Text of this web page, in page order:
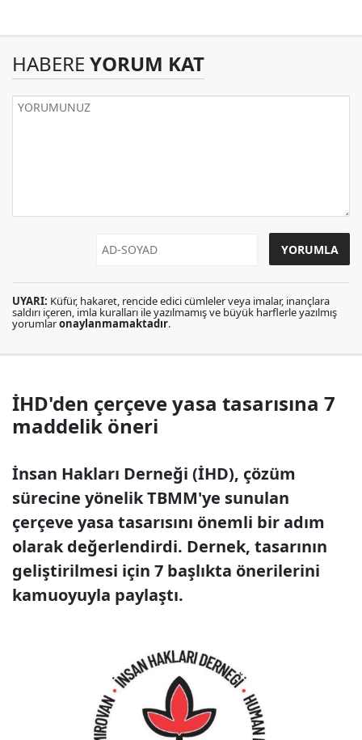
HABERE YORUM KAT
UYARI: Küfür, hakaret, rencide edici cümleler veya imalar, inançlara
saldırı içeren, imla kuralları ile yazılmamış ve büyük harflerle yazılmış
yorumlaronaylanmamaktadır.
İHD'den çerçeve yasa tasarısına 7
maddelik öneri
İnsan Hakları Derneği (İHD), çözüm
sürecine yönelik TBMM'ye sunulan
çerçeve yasa tasarısını önemli bir adım
olarak değerlendirdi. Dernek, tasarının
geliştirilmesi için 7 başlıkta önerilerini
kamuoyuyla paylaştı.